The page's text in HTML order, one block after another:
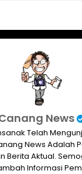
News
Telah
News Adalah
Berita Aktual.
Informasi